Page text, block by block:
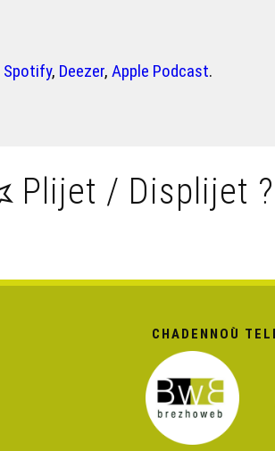
Spotify, Deezer, Apple Podcast.
Plijet / Displijet
CHADENNOÙ